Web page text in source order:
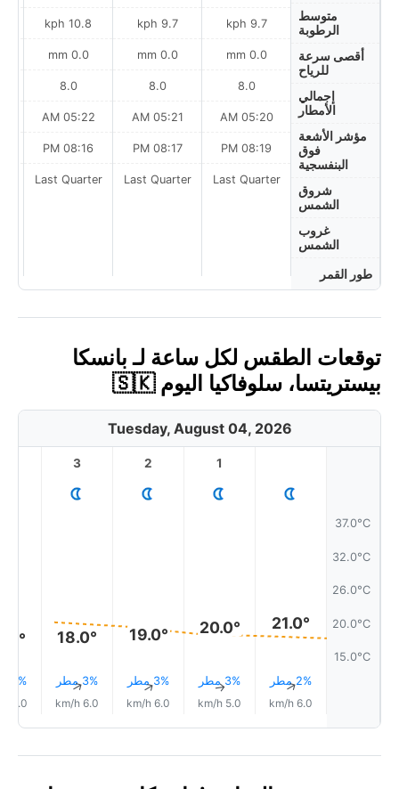
متوسط
الرطوبة
أقصى سرعة
للرياح
إجمالي
الأمطار
مؤشر الأشعة
فوق
البنفسجية
شروق
الشمس
غروب
الشمس
طور القمر
9.7 kph
0.0 mm
8.0
05:20 AM
08:19 PM
Last Quarter
9.7 kph
0.0 mm
8.0
05:21 AM
08:17 PM
Last Quarter
10.8 kph
0.0 mm
8.0
05:22 AM
08:16 PM
Last Quarter
توقعات الطقس لكل ساعة لـ بانسكا
بيستريتسا، سلوفاكيا اليوم 🇸🇰
Tuesday, August 04, 2026
37.0°C
32.0°C
26.0°C
20.0°C
15.0°C
21.0°
2% مطر↑
6.0 km/h
1
20.0°
3% مطر↑
5.0 km/h
2
19.0°
3% مطر↑
6.0 km/h
3
18.0°
3% مطر↑
6.0 km/h
4% مطر
5.0 km/h